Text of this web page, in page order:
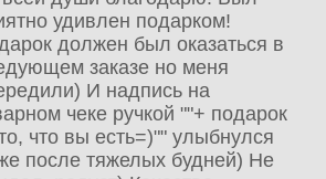
удивлен подарком!
должен был оказаться в
заказе но меня
И надпись на
чеке ручкой ""+ подарок
что вы есть=)"" улыбнулся
после тяжелых будней) Не